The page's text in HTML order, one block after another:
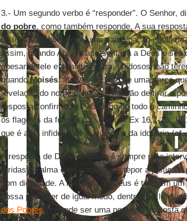
3.- Um segundo verbo é “responder”. O Senhor,
do pobre, como também responde. A sua
história da salvação, é uma participação cheia
assim, quando Abraão apresentava a Deus o
apesar de ele e a mulher Sara, já idosos, não
quandoMoisés, através do fogo de uma sarça
revelação do nome divino e a missão de tirar o
resposta confirmou-se ao longo de todo o
os flagelos da fome e da sede (cf. Ex 16,1-16;
que é a da infidelidade à aliança e da idolatria (cf.
A resposta de Deus ao pobre é sempre uma
feridas da alma e do corpo, para repor a justiça
com dignidade. A resposta de Deus é também
possa proceder de igual modo, dentro das
dos Pobrespretende ser uma pequena resposta